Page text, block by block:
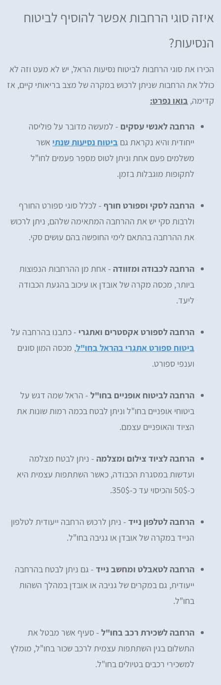
איזה סוגי הרחבות אפשר להוסיף לביטוח
הנסיעות?
הכירו את סוגי הרחבות לביטוח נסיעות הראל, יש לא מעט וזה לא
כולל את הרחבות שניתן לרכוש במקרה של מצב בריאותי קיים, אז
קדימה, בואו נפרט:
הרחבה לאנשי עסקים - למעשה מדובר על פוליסה
ייחודית והיא נקראת גם ביטוח נסיעות שנתי אשר
משלמים פעם אחת וניתן לטוס מספר פעמים לחו"ל
לתקופות מוגבלות בזמן.
הרחבה לסקי וספורט חורף - לכלל סוגי ספורט החורף
ולרבות סקי יש את ההרחבה המתאימה שלהם, ניתן לרכוש
את ההרחבה בהתאם לימי החופשה בהם עושים סקי.
הרחבה לכבודה ומזוודה - אחת מן ההרחבות הנפוצות
ביותר, מכסה מקרה של אובדן או עיכוב בהגעת הכבודה
ליעד.
הרחבה לספורט אקסטרים ואתגרי - כתבנו בהרחבה על
ביטוח ספורט אתגרי בהראל בחו"ל, מכסה המון סוגים
וענפי ספורט.
הרחבה לביטוח אופניים בחו"ל - הראל שמה דגש על
ביטוחי אופניים בחו"ל וניתן לבטח בכמה רמות שונות את
הציוד והאופניים עצמם.
הרחבה לציוד צילום ומצלמה - ניתן לבטח מצלמה
ועדשות במסגרת הכבודה, כאשר השתתפות עצמית היא
כ-50$ והכיסוי עד כ-350$.
הרחבה לטלפון נייד - ניתן לרכוש הרחבה ייעודית לטלפון
הנייד במקרה של אובדן או גניבה בחו"ל.
הרחבה לטאבלט ומחשב נייד - גם ניתן לבטח בהרחבה
ייעודית, גם במקרים של גניבה או אובדן במהלך השהות
בחו"ל.
הרחבה לשכירת רכב בחו"ל - סעיף אשר מבטל את
התשלום בגין השתתפות עצמית לרכב שכור בחו"ל, מומלץ
למשכירי רכבים בטיולים בחו"ל.